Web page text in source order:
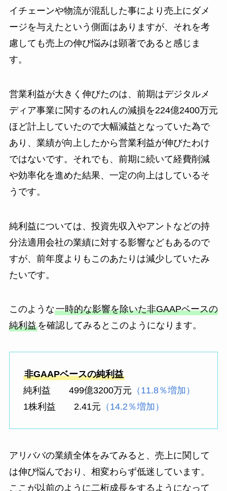
イチェーンや物流が混乱した事により売上にダメ
ージを与えたという側面はありますが、それを考
慮しても売上の伸び悩みは顕著であると感じま
す。
営業利益が大きく伸びたのは、前期はデジタルメ
ディア事業に関するのれんの減損を224億2400万元
ほど計上していたので大幅減益となっていた為で
あり、業績が向上したから営業利益が伸びたわけ
ではないです。それでも、前期に続いて経費削減
や効率化を進めた結果、一定の向上はしているそ
うです。
純利益については、投資先収入やアントなどの持
分法適用会社の業績に対する影響などもあるので
すが、前年度よりもこのあたりは減少していたみ
たいです。
このような一時的な影響を除いた非GAAPベースの
純利益を確認してみるとこのようになります。
非GAAPベースの純利益
純利益 499億3200万元 （11.8％増加）
1株利益 2.41元 （14.2％増加）
アリババの業績全体をみてみると、売上に関して
は伸び悩んでおり、相変わらず低迷しています。
ここが以前のように二桁成長をするようになって